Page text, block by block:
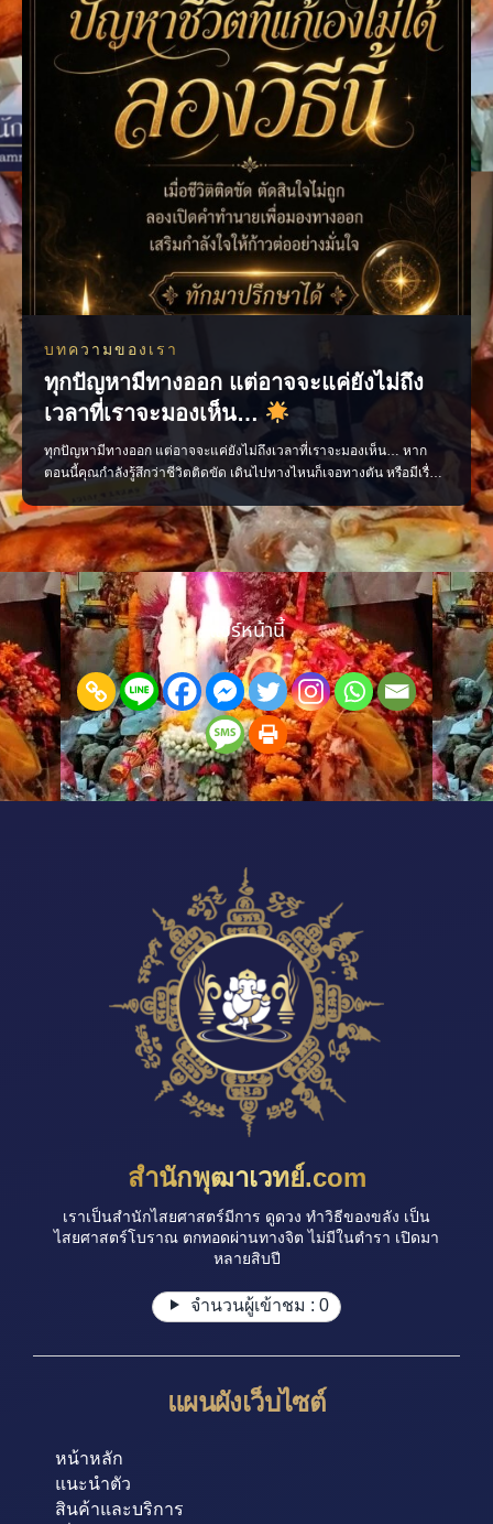
บทความของเรา
ทุกปัญหามีทางออก แต่อาจจะแค่ยังไม่ถึง
เวลาที่เราจะมองเห็น…
ทุกปัญหามีทางออก แต่อาจจะแค่ยังไม่ถึงเวลาที่เราจะมองเห็น… หาก
ตอนนี้คุณกำลังรู้สึกว่าชีวิตติดขัด เดินไปทางไหนก็เจอทางตัน หรือมีเรื่อง
สำคัญที่ต้องเลือก แต่ตัดสินใจไม่ถูกสักที อย่าเพิ่งหมดหวังนะครับ ลองเปิด
ใจให้คำทำนายช่วยชี้แนะแนวทาง เสริมกำลังใจ และเติมพลังบวก เพื่อให้
คุณพร้อมก้าวเดินต่อไปข้างห
แชร์หน้านี้
สำนักพุฒาเวทย์.com
เราเป็นสำนักไสยศาสตร์มีการ ดูดวง ทำวิธีของขลัง เป็น
ไสยศาสตร์โบราณ ตกทอดผ่านทางจิต ไม่มีในตำรา เปิดมา
หลายสิบปี
จำนวนผู้เข้าชม : 0
แผนผังเว็บไซต์
หน้าหลัก
แนะนำตัว
สินค้าและบริการ